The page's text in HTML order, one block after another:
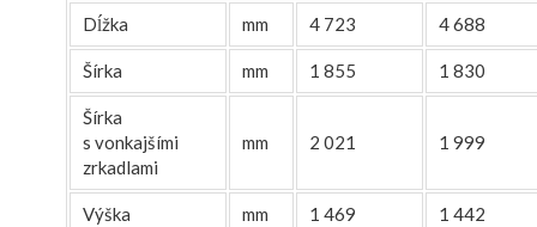
Dĺžka mm 4 723 4 688
Šírka mm 1 855 1 830
Šírka
s vonkajšími
zrkadlami
mm 2 021 1 999
Výška mm 1 469 1 442